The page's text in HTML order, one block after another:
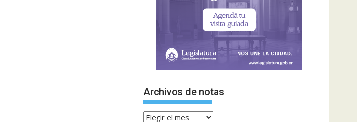
Archivos de notas
Archivos